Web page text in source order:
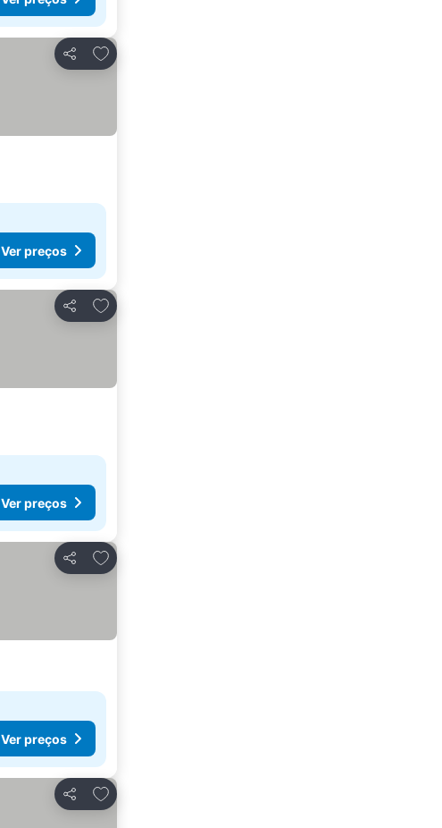
Partilhar
Adicionar aos favoritos
Ver preços
Partilhar
Adicionar aos favoritos
Ver preços
Partilhar
Adicionar aos favoritos
Ver preços
Partilhar
Adicionar aos favoritos